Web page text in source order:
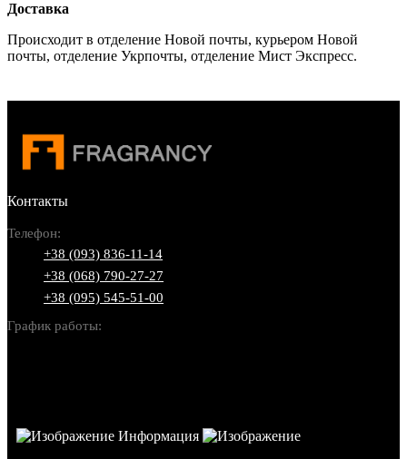
Доставка
Происходит в отделение Новой почты, курьером Новой
почты, отделение Укрпочты, отделение Мист Экспресс.
Контакты
Телефон:
+38 (093) 836-11-14
+38 (068) 790-27-27
+38 (095) 545-51-00
График работы:
Информация